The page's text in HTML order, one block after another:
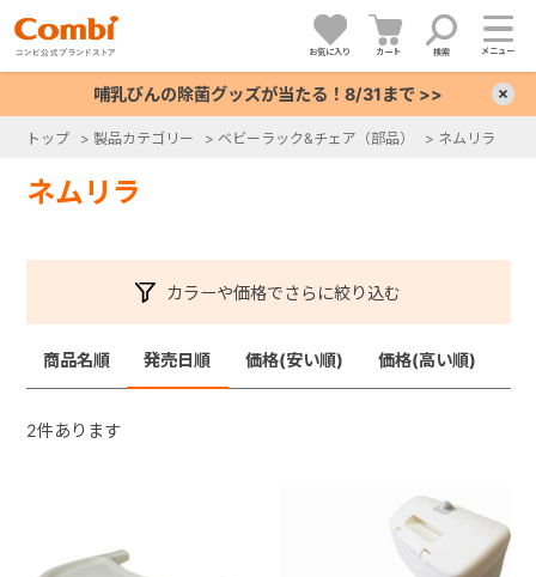
お気に入り カート 検索 メニュー
哺乳びんの除菌グッズが当たる！8/31まで >>
トップ > 製品カテゴリー > ベビーラック&チェア（部品） > ネムリラ
ネムリラ
カラーや価格でさらに絞り込む
商品名順 発売日順 価格(安い順) 価格(高い順)
2件あります